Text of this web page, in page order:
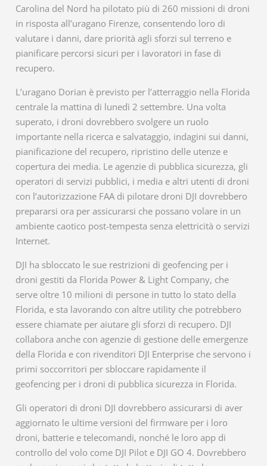
Carolina del Nord ha pilotato più di 260 missioni di droni
in risposta all’uragano Firenze, consentendo loro di
valutare i danni, dare priorità agli sforzi sul terreno e
pianificare percorsi sicuri per i lavoratori in fase di
recupero.
L’uragano Dorian è previsto per l’atterraggio nella Florida
centrale la mattina di lunedì 2 settembre. Una volta
superato, i droni dovrebbero svolgere un ruolo
importante nella ricerca e salvataggio, indagini sui danni,
pianificazione del recupero, ripristino delle utenze e
copertura dei media. Le agenzie di pubblica sicurezza, gli
operatori di servizi pubblici, i media e altri utenti di droni
con l’autorizzazione FAA di pilotare droni DJI dovrebbero
prepararsi ora per assicurarsi che possano volare in un
ambiente caotico post-tempesta senza elettricità o servizi
Internet.
DJI ha sbloccato le sue restrizioni di geofencing per i
droni gestiti da Florida Power & Light Company, che
serve oltre 10 milioni di persone in tutto lo stato della
Florida, e sta lavorando con altre utility che potrebbero
essere chiamate per aiutare gli sforzi di recupero. DJI
collabora anche con agenzie di gestione delle emergenze
della Florida e con rivenditori DJI Enterprise che servono i
primi soccorritori per sbloccare rapidamente il
geofencing per i droni di pubblica sicurezza in Florida.
Gli operatori di droni DJI dovrebbero assicurarsi di aver
aggiornato le ultime versioni del firmware per i loro
droni, batterie e telecomandi, nonché le loro app di
controllo del volo come DJI Pilot e DJI GO 4. Dovrebbero